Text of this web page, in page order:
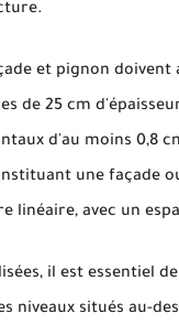
et pignon
de 25 cm
d'au moins 0,8
une façade
linéaire, avec un
il est essentiel
niveaux situés au-